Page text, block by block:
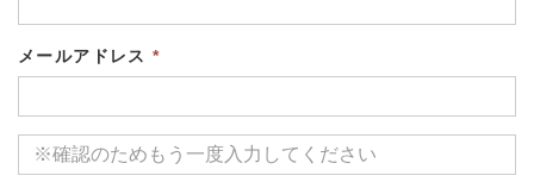
メールアドレス*